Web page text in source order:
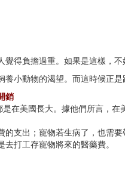
得負擔過重。如果是這樣，不
小動物的渴望。而這時候正是
銷
在美國長大。據他們所言，
的支出；寵物若生病了，也需
打工存寵物將來的醫藥費。